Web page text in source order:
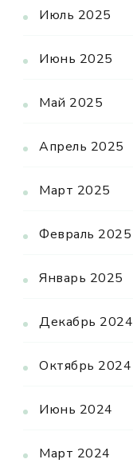
Июль 2025
Июнь 2025
Май 2025
Апрель 2025
Март 2025
Февраль 2025
Январь 2025
Декабрь 2024
Октябрь 2024
Июнь 2024
Март 2024